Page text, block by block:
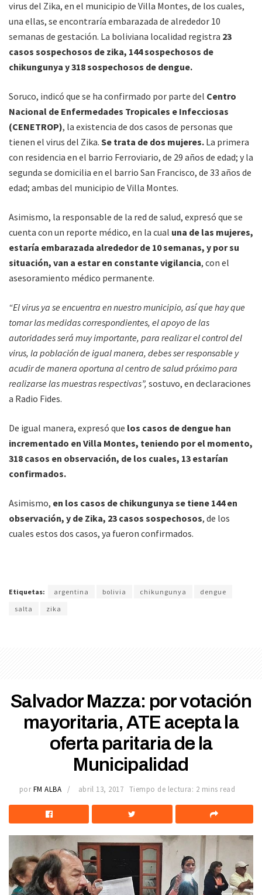
virus del Zika, en el municipio de Villa Montes, de los cuales,
una ellas, se encontraría embarazada de alrededor 10
semanas de gestación. La boliviana localidad registra 23
casos sospechosos de zika, 144 sospechosos de
chikungunya y 318 sospechosos de dengue.
Soruco, indicó que se ha confirmado por parte del Centro
Nacional de Enfermedades Tropicales e Infecciosas
(CENETROP), la existencia de dos casos de personas que
tienen el virus del Zika. Se trata de dos mujeres. La primera
con residencia en el barrio Ferroviario, de 29 años de edad; y la
segunda se domicilia en el barrio San Francisco, de 33 años de
edad; ambas del municipio de Villa Montes.
Asimismo, la responsable de la red de salud, expresó que se
cuenta con un reporte médico, en la cual una de las mujeres,
estaría embarazada alrededor de 10 semanas, y por su
situación, van a estar en constante vigilancia, con el
asesoramiento médico permanente.
“El virus ya se encuentra en nuestro municipio, así que hay que
tomar las medidas correspondientes, el apoyo de las
autoridades será muy importante, para realizar el control del
virus, la población de igual manera, debes ser responsable y
acudir de manera oportuna al centro de salud próximo para
realizarse las muestras respectivas”, sostuvo, en declaraciones
a Radio Fides.
De igual manera, expresó que los casos de dengue han
incrementado en Villa Montes, teniendo por el momento,
318 casos en observación, de los cuales, 13 estarían
confirmados.
Asimismo, en los casos de chikungunya se tiene 144 en
observación, y de Zika, 23 casos sospechosos, de los
cuales estos dos casos, ya fueron confirmados.
Etiquetas: argentina bolivia chikungunya
dengue
salta
zika
Salvador Mazza: por votación
mayoritaria, ATE acepta la
oferta paritaria de la
Municipalidad
por FM ALBA abril 13, 2017 Tiempo de lectura: 2 mins read